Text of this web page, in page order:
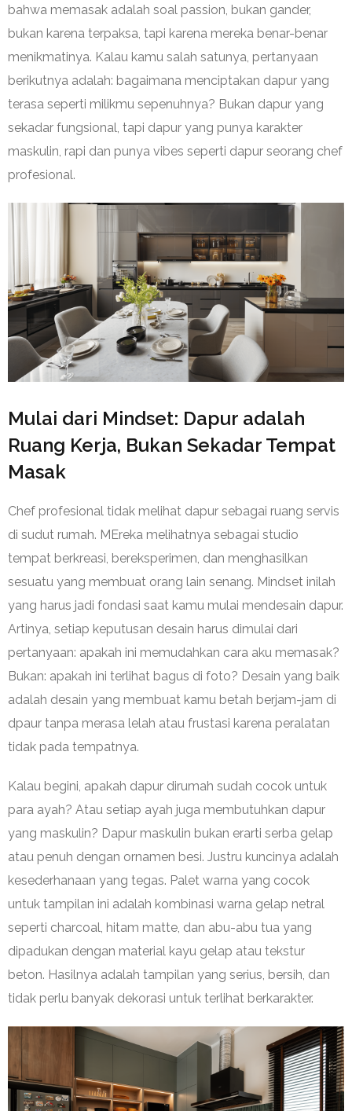
bahwa memasak adalah soal passion, bukan gander,
bukan karena terpaksa, tapi karena mereka benar-benar
menikmatinya. Kalau kamu salah satunya, pertanyaan
berikutnya adalah: bagaimana menciptakan dapur yang
terasa seperti milikmu sepenuhnya? Bukan dapur yang
sekadar fungsional, tapi dapur yang punya karakter
maskulin, rapi dan punya vibes seperti dapur seorang chef
profesional.
Mulai dari Mindset: Dapur adalah
Ruang Kerja, Bukan Sekadar Tempat
Masak
Chef profesional tidak melihat dapur sebagai ruang servis
di sudut rumah. MEreka melihatnya sebagai studio
tempat berkreasi, bereksperimen, dan menghasilkan
sesuatu yang membuat orang lain senang. Mindset inilah
yang harus jadi fondasi saat kamu mulai mendesain dapur.
Artinya, setiap keputusan desain harus dimulai dari
pertanyaan: apakah ini memudahkan cara aku memasak?
Bukan: apakah ini terlihat bagus di foto? Desain yang baik
adalah desain yang membuat kamu betah berjam-jam di
dpaur tanpa merasa lelah atau frustasi karena peralatan
tidak pada tempatnya.
Kalau begini, apakah dapur dirumah sudah cocok untuk
para ayah? Atau setiap ayah juga membutuhkan dapur
yang maskulin? Dapur maskulin bukan erarti serba gelap
atau penuh dengan ornamen besi. Justru kuncinya adalah
kesederhanaan yang tegas. Palet warna yang cocok
untuk tampilan ini adalah kombinasi warna gelap netral
seperti charcoal, hitam matte, dan abu-abu tua yang
dipadukan dengan material kayu gelap atau tekstur
beton. Hasilnya adalah tampilan yang serius, bersih, dan
tidak perlu banyak dekorasi untuk terlihat berkarakter.